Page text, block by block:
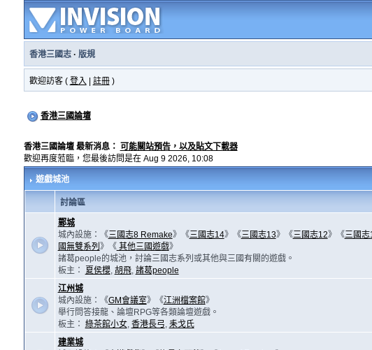
香港三國志· 版規
歡迎訪客 ( 登入 註冊)
香港三國論壇
香港三國論壇 最新消息： 可能關站預告，以及貼文下載器
歡迎再度蒞臨，您最後訪問是在 Aug 9 2026, 10:08
遊戲城池
討論區
鄴城
城內設施：《三國志8 Remake》《三國志14》《三國志13》《三國志12》《三國志
國無雙系列 》《其他三國遊戲》
諸葛people的城池，討論三國志系列或其他與三國有關的遊戲。
板主：
夏侯櫻, 胡飛, 諸葛people
江州城
城內設施：《GM會議室》《江洲檔案館》
舉行問答接龍、論壇RPG等各類論壇遊戲。
板主： 綠茶館小女, 香港長弓, 耒戈氏
建業城